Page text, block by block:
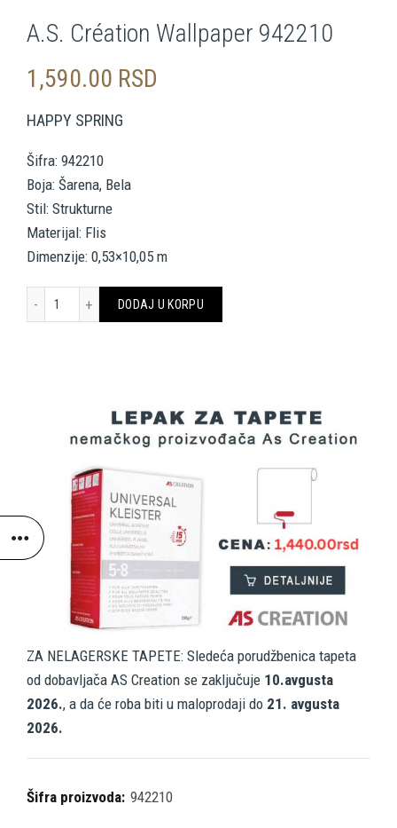
A.S. Création Wallpaper 942210
1,590.00 RSD
HAPPY SPRING
Šifra: 942210
Boja: Šarena, Bela
Stil: Strukturne
Materijal: Flis
Dimenzije: 0,53×10,05 m
A.S. Création Wallpaper 942210 količina
DODAJ U KORPU
ZA NELAGERSKE TAPETE: Sledeća porudžbenica tapeta
od dobavljača AS Creation se zaključuje 10.avgusta
2026., a da će roba biti u maloprodaji do 21. avgusta
2026.
Šifra proizvoda: 942210